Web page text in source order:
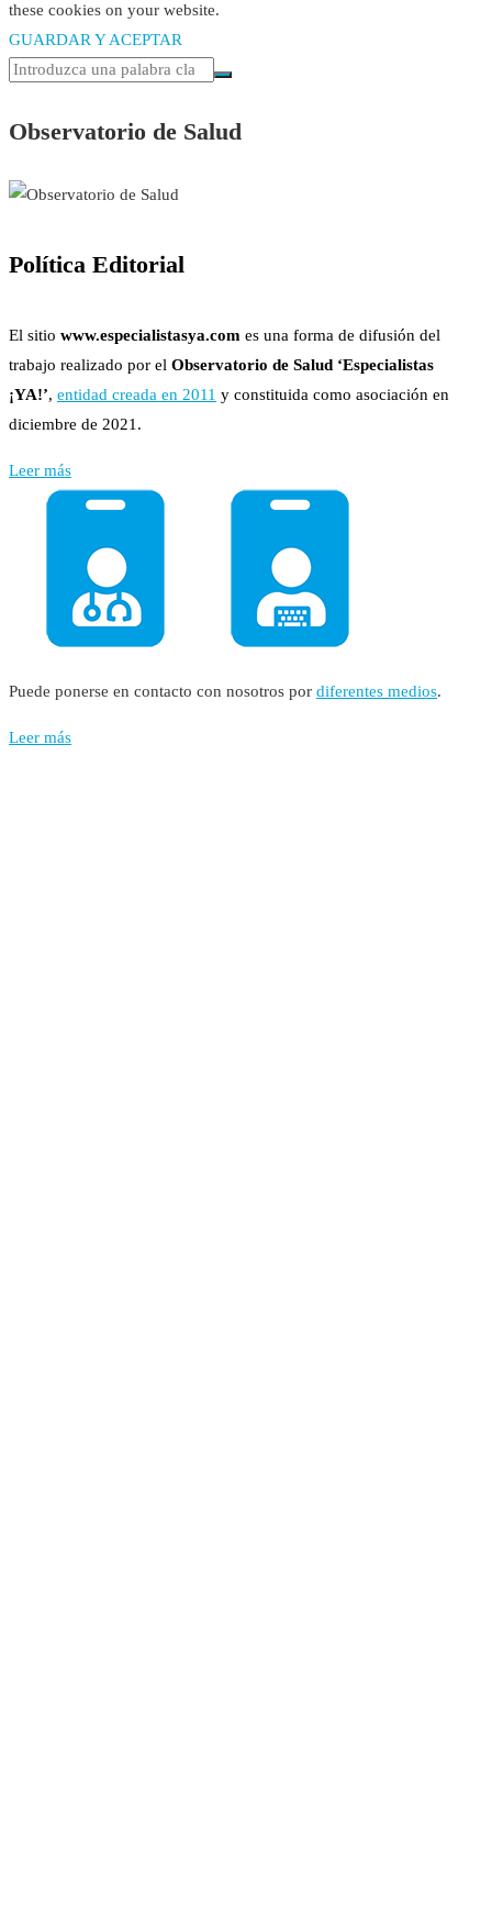
these cookies on your website.
GUARDAR Y ACEPTAR
Observatorio de Salud
Política Editorial
El sitio www.especialistasya.com es una forma de difusión del
trabajo realizado por el Observatorio de Salud ‘Especialistas
¡YA!’, entidad creada en 2011 y constituida como asociación en
diciembre de 2021.
Leer más
Puede ponerse en contacto con nosotros por diferentes medios.
Leer más